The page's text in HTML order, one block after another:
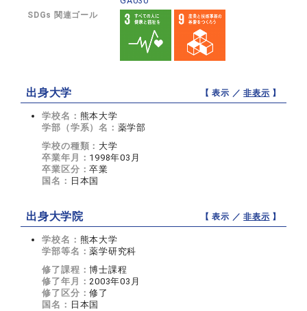
SDGs 関連ゴール
出身大学 【 表示 ／非表示 】
学校名： 熊本大学
学部（学系）名： 薬学部
学校の種類： 大学
卒業年月： 1998年03月
卒業区分：卒業
国名： 日本国
出身大学院 【 表示 ／非表示 】
学校名： 熊本大学
学部等名：薬学研究科
修了課程：博士課程
修了年月：2003年03月
修了区分：修了
国名： 日本国